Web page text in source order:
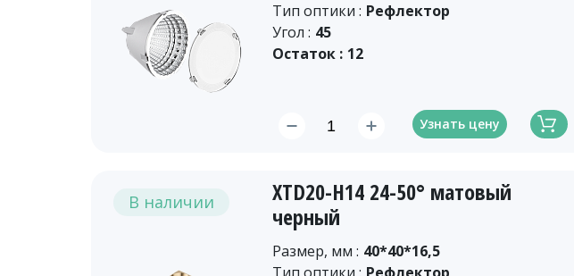
Тип оптики : Рефлектор
Угол : 45
Остаток : 12
Узнать цену
В наличии
XTD20-H14 24-50° матовый
черный
Размер, мм : 40*40*16,5